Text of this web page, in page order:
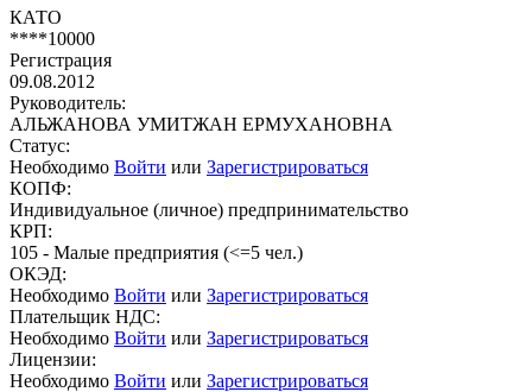
КАТО
****10000
Регистрация
09.08.2012
Руководитель:
АЛЬЖАНОВА УМИТЖАН ЕРМУХАНОВНА
Статус:
Необходимо Войти или Зарегистрироваться
КОПФ:
Индивидуальное (личное) предпринимательство
КРП:
105 - Малые предприятия (<=5 чел.)
ОКЭД:
Необходимо Войти или Зарегистрироваться
Плательщик НДС:
Необходимо Войти или Зарегистрироваться
Лицензии:
Необходимо Войти или Зарегистрироваться